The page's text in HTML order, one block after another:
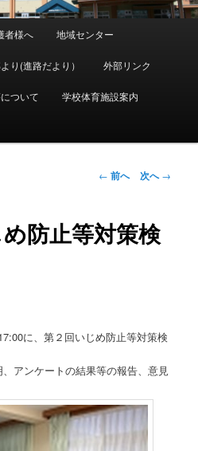
者様へ 地域センター
り(進路だより） 外部リンク
ついて 学校体育施設案内
投
ビ
ゲ
← 前へ 次へ→
防止等対策検
に、第２回いじめ防止等対策検
アンケートの結果等の報告、意見